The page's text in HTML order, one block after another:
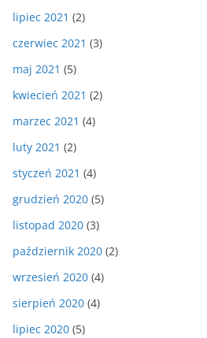
lipiec 2021 (2)
czerwiec 2021 (3)
maj 2021 (5)
kwiecień 2021 (2)
marzec 2021 (4)
luty 2021 (2)
styczeń 2021 (4)
grudzień 2020 (5)
listopad 2020 (3)
październik 2020 (2)
wrzesień 2020 (4)
sierpień 2020 (4)
lipiec 2020 (5)